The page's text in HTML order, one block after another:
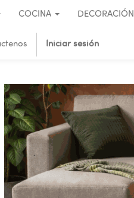
COCINA DECORACIÓN
Iniciar sesión
.